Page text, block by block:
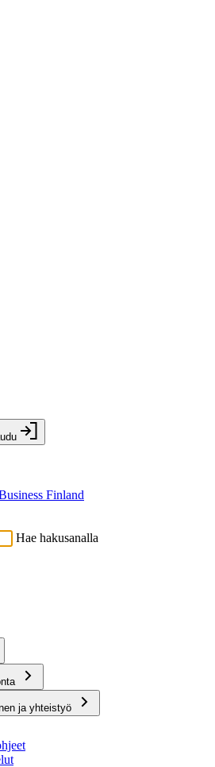
Finland
Hae hakusanalla
ja yhteistyö